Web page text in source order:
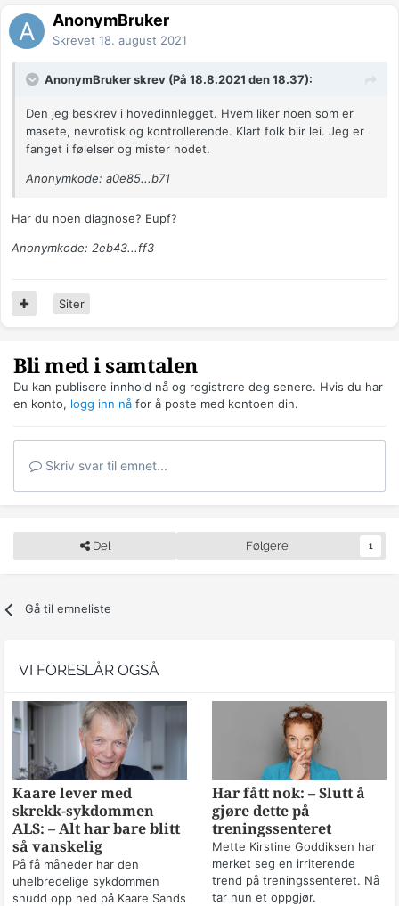
AnonymBruker
Skrevet 18. august 2021
AnonymBruker skrev (På 18.8.2021 den 18.37):
Den jeg beskrev i hovedinnlegget. Hvem liker noen som er
masete, nevrotisk og kontrollerende. Klart folk blir lei. Jeg er
fanget i følelser og mister hodet.
Anonymkode: a0e85...b71
Har du noen diagnose? Eupf?
Anonymkode: 2eb43...ff3
Siter
Bli med i samtalen
Du kan publisere innhold nå og registrere deg senere. Hvis du har
en konto, logg inn nå for å poste med kontoen din.
Skriv svar til emnet...
Del Følgere 1
Gå til emneliste
VI FORESLÅR OGSÅ
Kaare lever med
skrekk-sykdommen
ALS: – Alt har bare blitt
så vanskelig
På få måneder har den
uhelbredelige sykdommen
snudd opp ned på Kaare Sands
Har fått nok: – Slutt å
gjøre dette på
treningssenteret
Mette Kirstine Goddiksen har
merket seg en irriterende
trend på treningssenteret. Nå
tar hun et oppgjør.